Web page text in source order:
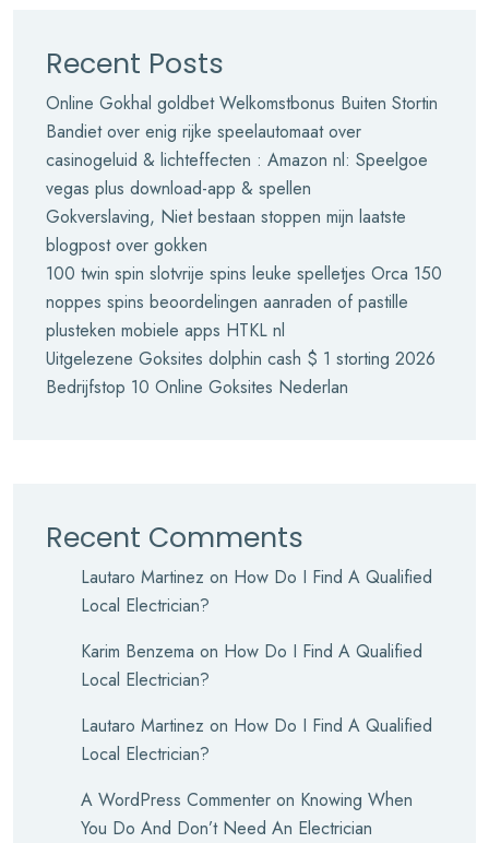
Recent Posts
Online Gokhal goldbet Welkomstbonus Buiten Stortin
Bandiet over enig rijke speelautomaat over
casinogeluid & lichteffecten : Amazon nl: Speelgoe
vegas plus download-app & spellen
Gokverslaving, Niet bestaan stoppen mijn laatste
blogpost over gokken
100 twin spin slotvrije spins leuke spelletjes Orca 150
noppes spins beoordelingen aanraden of pastille
plusteken mobiele apps HTKL nl
Uitgelezene Goksites dolphin cash $ 1 storting 2026
Bedrijfstop 10 Online Goksites Nederlan
Recent Comments
Lautaro Martinez on How Do I Find A Qualified
Local Electrician?
Karim Benzema on How Do I Find A Qualified
Local Electrician?
Lautaro Martinez on How Do I Find A Qualified
Local Electrician?
A WordPress Commenter on Knowing When
You Do And Don’t Need An Electrician